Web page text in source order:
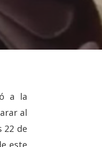
a la
al
22 de
este